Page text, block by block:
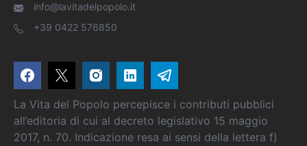
info@lavitadelpopolo.it
+39 0422 576850
La Vita del Popolo percepisce i contributi pubblici
all’editoria di cui al decreto legislativo 15 maggio
2017, n. 70. Indicazione resa ai sensi della lettera f)